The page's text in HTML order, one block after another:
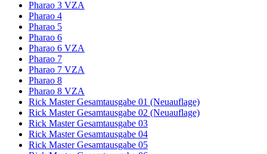
Pharao 3 VZA
Pharao 4
Pharao 5
Pharao 6
Pharao 6 VZA
Pharao 7
Pharao 7 VZA
Pharao 8
Pharao 8 VZA
Rick Master Gesamtausgabe 01 (Neuauflage)
Rick Master Gesamtausgabe 02 (Neuauflage)
Rick Master Gesamtausgabe 03
Rick Master Gesamtausgabe 04
Rick Master Gesamtausgabe 05